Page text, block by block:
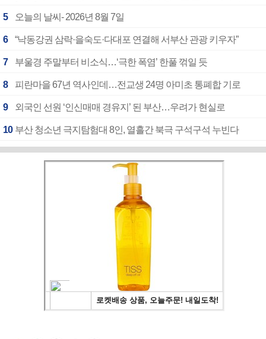
5 오늘의 날씨- 2026년 8월 7일
6 “낙동강권 삼락·을숙도·다대포 연결해 서부산 관광 키우자”
7 부울경 주말부터 비소식…‘극한 폭염’ 한풀 꺾일 듯
8 피란마을 67년 역사인데…전교생 24명 아미초 통폐합 기로
9 외국인 선원 ‘인신매매 경유지’ 된 부산…우려가 현실로
10 부산 청소년 극지탐험대 8인, 열흘간 북극 구석구석 누빈다